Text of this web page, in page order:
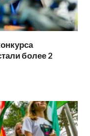
более 2